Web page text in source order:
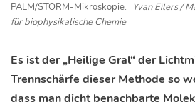
PALM/STORM-Mikroskopie.
Yvan Eilers /
für biophysikalische Chemie
Es ist der „Heilige Gral“ der
Trennschärfe dieser Methode so
dass man dicht benachbarte